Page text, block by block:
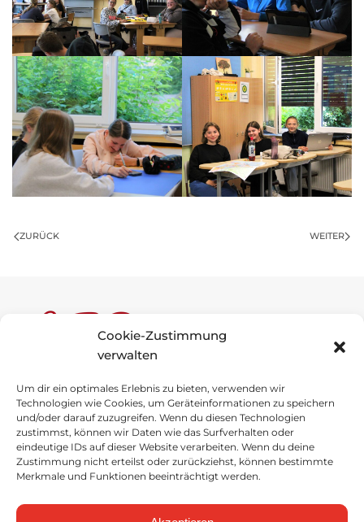
Cookie-Zustimmung
verwalten
Um dir ein optimales Erlebnis zu bieten, verwenden wir
Technologien wie Cookies, um Geräteinformationen zu speichern
und/oder darauf zuzugreifen. Wenn du diesen Technologien
zustimmst, können wir Daten wie das Surfverhalten oder
eindeutige IDs auf dieser Website verarbeiten. Wenn du deine
Zustimmung nicht erteilst oder zurückziehst, können bestimmte
Merkmale und Funktionen beeinträchtigt werden.
ZURÜCK WEITER
Anne-Frank-Schule
Schulstraße 1
49696 Molbergen
Fax